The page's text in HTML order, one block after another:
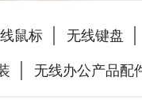
鼠标 无线键盘
无线办公产品配